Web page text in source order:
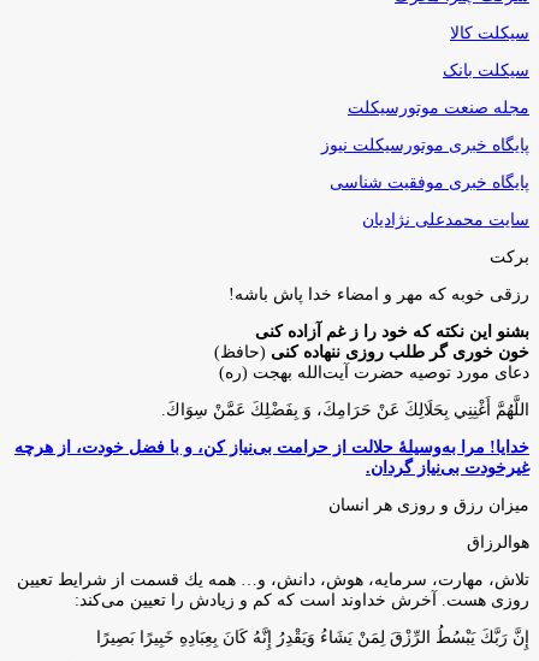
سیکلت کالا
سیکلت بانک
مجله صنعت موتورسیکلت
پایگاه خبری موتورسیکلت نیوز
پایگاه خبری موفقیت شناسی
سایت محمدعلی نژادیان
برکت
رزقی خوبه كه مهر و امضاء خدا پاش باشه!
بشنو این نکته که خود را ز غم آزاده کنی
خون خوری گر طلب روزی ننهاده کنی (حافظ)
دعای مورد توصیه حضرت آیت‌الله بهجت (ره)
اللَّهُمَّ أَغْنِنِي بِحَلَالِكَ عَنْ حَرَامِكَ، وَ بِفَضْلِكَ عَمَّنْ سِوَاكَ‏.
خدایا! مرا به‌وسیلۀ حلالت از حرامت بی‌نیاز کن، و با فضل خودت، از هرچه
غیرخودت بی‌نیاز گردان.
میزان رزق و روزی هر انسان
هوالرزاق
تلاش، مهارت، سرمايه، هوش، دانش، و… همه يك قسمت از شرايط تعيين
روزى هست. آخرش خداوند است كه كم و زيادش را تعيين مى‌كند:
إِنَّ رَبَّكَ يَبْسُطُ الرِّزْقَ لِمَنْ يَشَاءُ وَيَقْدِرُ إِنَّهُ كَانَ بِعِبَادِهِ خَبِيرًا بَصِيرًا